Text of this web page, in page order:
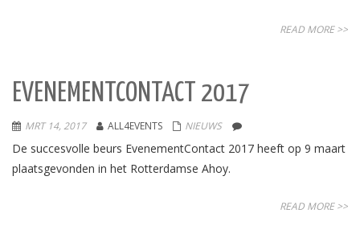
READ MORE >>
EVENEMENTCONTACT 2017
MRT 14, 2017 ALL4EVENTS NIEUWS
De succesvolle beurs EvenementContact 2017 heeft op 9 maart
plaatsgevonden in het Rotterdamse Ahoy.
READ MORE >>